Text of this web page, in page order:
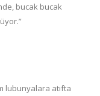
bucak bucak
lubunyalara atıfta